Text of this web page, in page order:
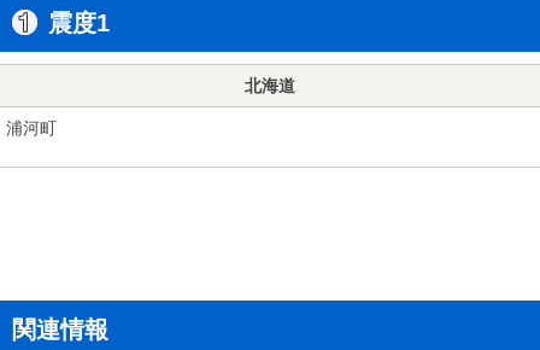
震度1
北海道
浦河町
関連情報